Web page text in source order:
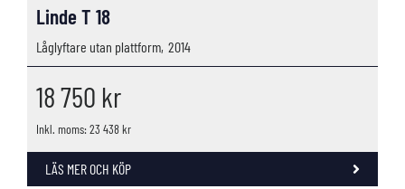
Linde T 18
Låglyftare utan plattform, 2014
18 750 kr
Inkl. moms: 23 438 kr
LÄS MER OCH KÖP